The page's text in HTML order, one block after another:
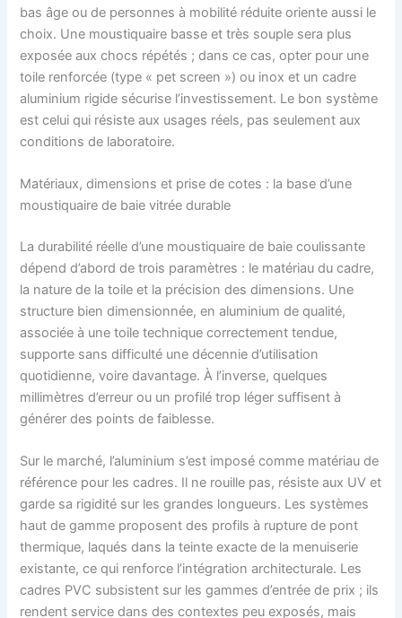
bas âge ou de personnes à mobilité réduite oriente aussi le
choix. Une moustiquaire basse et très souple sera plus
exposée aux chocs répétés ; dans ce cas, opter pour une
toile renforcée (type « pet screen ») ou inox et un cadre
aluminium rigide sécurise l’investissement. Le bon système
est celui qui résiste aux usages réels, pas seulement aux
conditions de laboratoire.
Matériaux, dimensions et prise de cotes : la base d’une
moustiquaire de baie vitrée durable
La durabilité réelle d’une moustiquaire de baie coulissante
dépend d’abord de trois paramètres : le matériau du cadre,
la nature de la toile et la précision des dimensions. Une
structure bien dimensionnée, en aluminium de qualité,
associée à une toile technique correctement tendue,
supporte sans difficulté une décennie d’utilisation
quotidienne, voire davantage. À l’inverse, quelques
millimètres d’erreur ou un profilé trop léger suffisent à
générer des points de faiblesse.
Sur le marché, l’aluminium s’est imposé comme matériau de
référence pour les cadres. Il ne rouille pas, résiste aux UV et
garde sa rigidité sur les grandes longueurs. Les systèmes
haut de gamme proposent des profils à rupture de pont
thermique, laqués dans la teinte exacte de la menuiserie
existante, ce qui renforce l’intégration architecturale. Les
cadres PVC subsistent sur les gammes d’entrée de prix ; ils
rendent service dans des contextes peu exposés, mais